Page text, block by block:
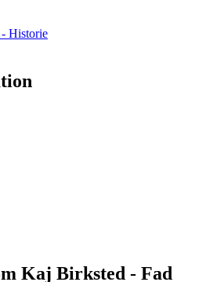
Historie
Kaj Birksted - Fad